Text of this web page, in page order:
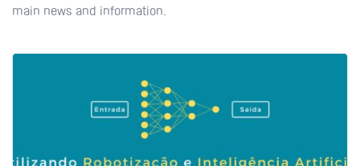
main news and information.